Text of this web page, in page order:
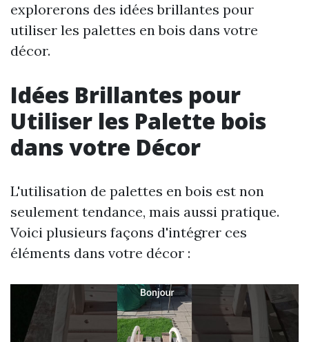
explorerons des idées brillantes pour
utiliser les palettes en bois dans votre
décor.
Idées Brillantes pour
Utiliser les Palette bois
dans votre Décor
L'utilisation de palettes en bois est non
seulement tendance, mais aussi pratique.
Voici plusieurs façons d'intégrer ces
éléments dans votre décor :